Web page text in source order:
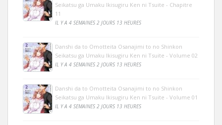
Seikatsu ga Umaku Ikisugiru Ken ni Tsuite - Chapitre
11
IL Y A 4 SEMAINES 2 JOURS 13 HEURES
Danshi da to Omotteita Osanajimi to no Shinkon
Seikatsu ga Umaku Ikisugiru Ken ni Tsuite - Volume 02
IL Y A 4 SEMAINES 2 JOURS 13 HEURES
Danshi da to Omotteita Osanajimi to no Shinkon
Seikatsu ga Umaku Ikisugiru Ken ni Tsuite - Volume 01
IL Y A 4 SEMAINES 2 JOURS 13 HEURES